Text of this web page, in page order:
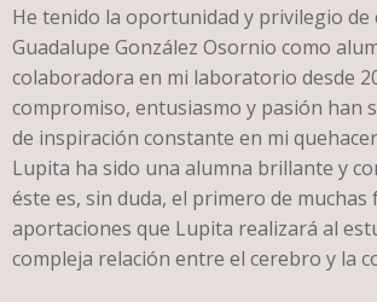
He tenido la oportunidad y privilegio de
Guadalupe González Osornio como
colaboradora en mi laboratorio desde
compromiso, entusiasmo y pasión han
de inspiración constante en mi
Lupita ha sido una alumna brillante y
éste es, sin duda, el primero de muchas
aportaciones que Lupita realizará al
compleja relación entre el cerebro y la